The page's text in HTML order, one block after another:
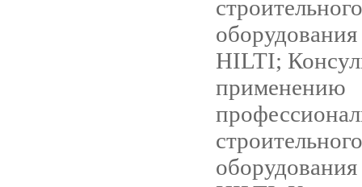
строительного
HILTI;
применению
строительного